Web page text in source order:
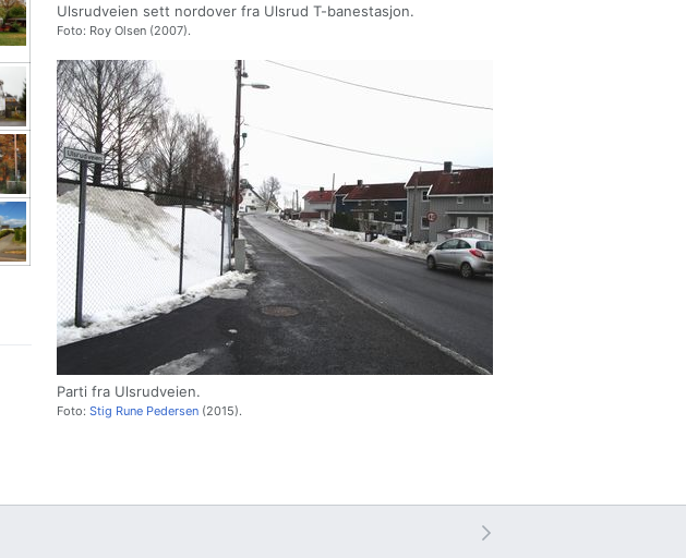
Ulsrudveien sett nordover fra Ulsrud T-banestasjon.
Foto: Roy Olsen (2007).
Parti fra Ulsrudveien.
Foto: Stig Rune Pedersen(2015).